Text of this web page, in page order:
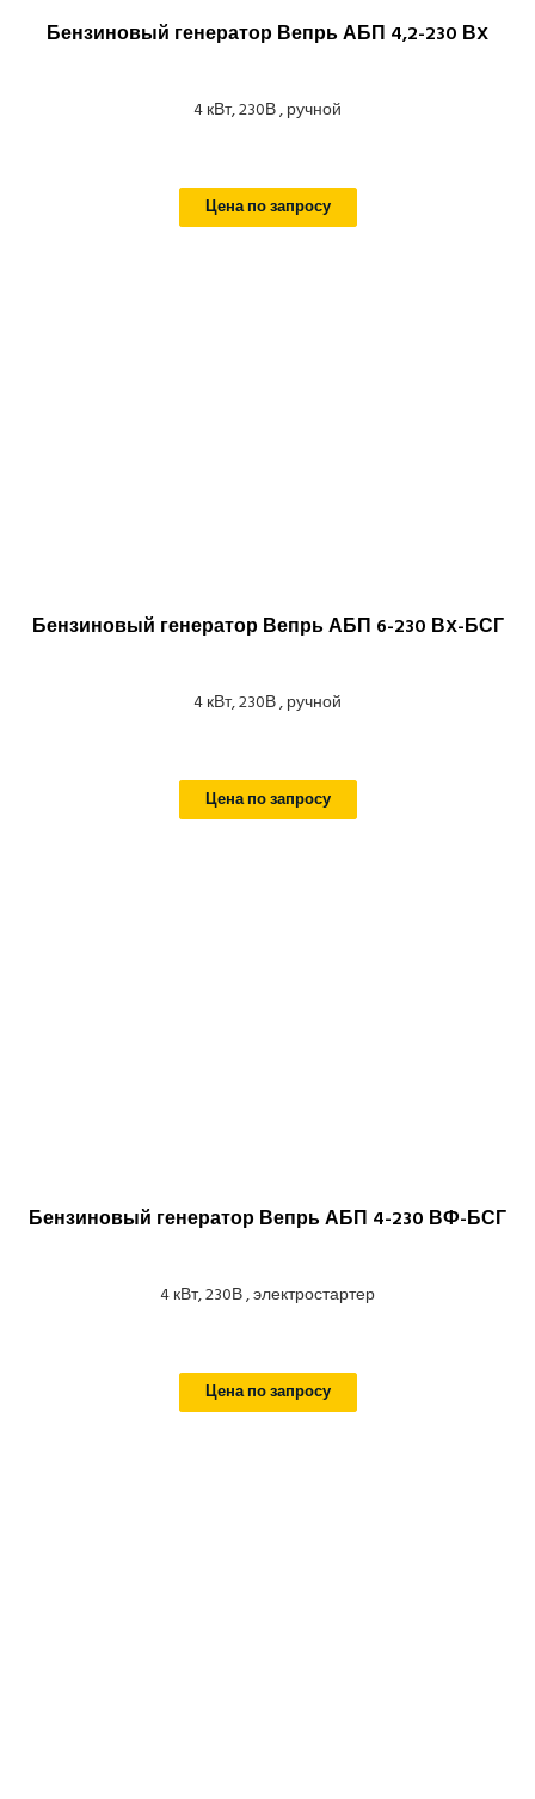
Бензиновый генератор Вепрь АБП 4,2-230 ВX
4 кВт, 230В , ручной
Цена по запросу
Бензиновый генератор Вепрь АБП 6-230 ВX-БСГ
4 кВт, 230В , ручной
Цена по запросу
Бензиновый генератор Вепрь АБП 4-230 ВФ-БСГ
4 кВт, 230В , электростартер
Цена по запросу